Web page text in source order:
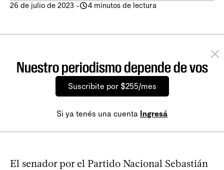
26 de julio de 2023 - 4 minutos de lectura
Nuestro periodismo depende de vos
Suscribite por $255/mes
Si ya tenés una cuenta Ingresá
El senador por el Partido Nacional Sebastián